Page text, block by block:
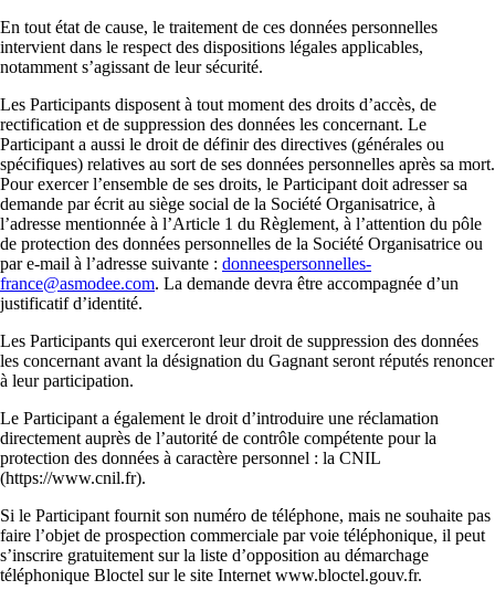
En tout état de cause, le traitement de ces données personnelles
intervient dans le respect des dispositions légales applicables,
notamment s’agissant de leur sécurité.
Les Participants disposent à tout moment des droits d’accès, de
rectification et de suppression des données les concernant. Le
Participant a aussi le droit de définir des directives (générales ou
spécifiques) relatives au sort de ses données personnelles après sa mort.
Pour exercer l’ensemble de ses droits, le Participant doit adresser sa
demande par écrit au siège social de la Société Organisatrice, à
l’adresse mentionnée à l’Article 1 du Règlement, à l’attention du pôle
de protection des données personnelles de la Société Organisatrice ou
par e-mail à l’adresse suivante : donneespersonnelles-
france@asmodee.com. La demande devra être accompagnée d’un
justificatif d’identité.
Les Participants qui exerceront leur droit de suppression des données
les concernant avant la désignation du Gagnant seront réputés renoncer
à leur participation.
Le Participant a également le droit d’introduire une réclamation
directement auprès de l’autorité de contrôle compétente pour la
protection des données à caractère personnel : la CNIL
(https://www.cnil.fr).
Si le Participant fournit son numéro de téléphone, mais ne souhaite pas
faire l’objet de prospection commerciale par voie téléphonique, il peut
s’inscrire gratuitement sur la liste d’opposition au démarchage
téléphonique Bloctel sur le site Internet www.bloctel.gouv.fr.